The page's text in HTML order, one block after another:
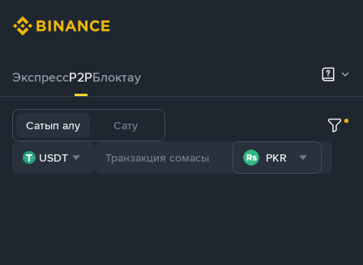
ЭкспрессP2PБлоктау
Сатып алу Сату
USDT PKR